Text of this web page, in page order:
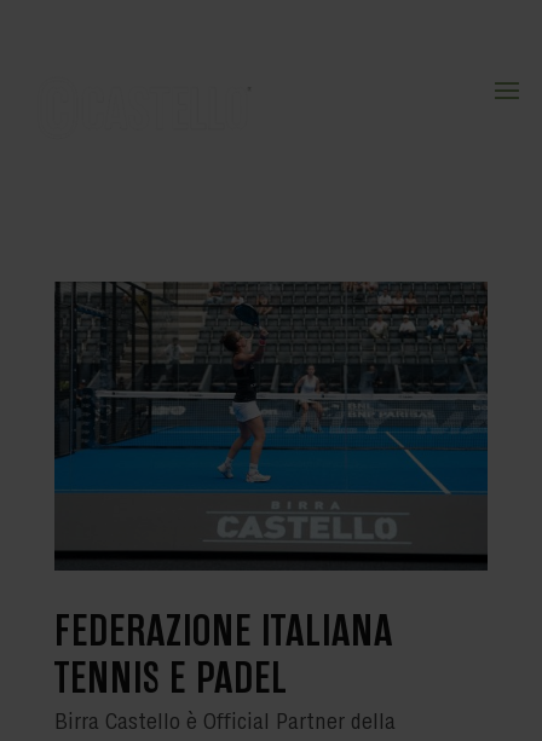
FEDERAZIONE ITALIANA
TENNIS E PADEL
Birra Castello è Official Partner della